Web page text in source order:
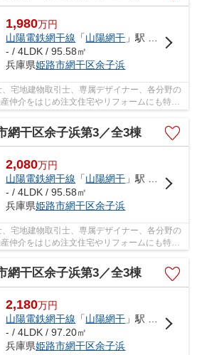
1,980万円
山陽電鉄網干線 「山陽網干 」駅 徒歩8分
- / 4LDK / 95.58㎡
兵庫県姫路市網干区余子浜
宅地建物取引士、専属デザイナー、各分野の
仲介をはじめ注文住宅やリフォームにも特化
に関する事は何でも気...
網干区余子浜第3／全3棟
2,080万円
山陽電鉄網干線 「山陽網干 」駅 徒歩8分
- / 4LDK / 95.58㎡
兵庫県姫路市網干区余子浜
宅地建物取引士、専属デザイナー、各分野の
仲介をはじめ注文住宅やリフォームにも特化
網干区余子浜第3／全3棟
2,180万円
山陽電鉄網干線 「山陽網干 」駅 徒歩8分
- / 4LDK / 97.20㎡
兵庫県姫路市網干区余子浜